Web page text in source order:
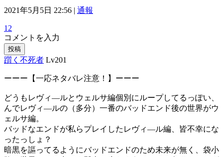
2021年5月5日 22:56 | 通報
12
コメントを入力
投稿
躓く不死者 Lv201
ーーー【一応ネタバレ注意！】ーーー
どうもレヴィ―ルとウェルサ編個別にループしてるっぽい、
んでレヴィ―ルの（多分）一番のバッドエンド後の世界がウ
ェルサ編。
バッドなエンドが私らプレイしたレヴィ―ル編、皆不幸にな
ったっしょ？
暗黒を謳ってるようにバッドエンドのため未来が無く、袋小